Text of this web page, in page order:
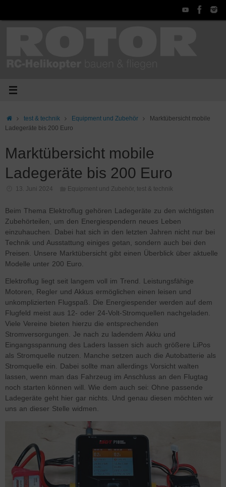
Starttest & technik Equipment und Zubehör
Marktübersicht mobile
Ladegeräte bis 200 Euro
Marktübersicht mobile
Ladegeräte bis 200 Euro
13. Juni 2024 Equipment und Zubehör, test & technik
Beim Thema Elektroflug gehören Ladegeräte zu den wichtigsten
Zubehörteilen, um den Energiespendern neues Leben
einzuhauchen. Dabei hat sich in den letzten Jahren nicht nur bei
Technik und Ausstattung einiges getan, sondern auch bei den
Preisen. Unsere Marktübersicht gibt einen Überblick über aktuelle
Modelle unter 200 Euro.
Elektroflug liegt seit langem voll im Trend. Leistungsfähige
Motoren, Regler und Akkus ermöglichen einen leisen und
unkomplizierten Flugspaß. Die Energiespender werden auf dem
Flugfeld meist aus 12- oder 24-Volt-Stromquellen nachgeladen.
Viele Vereine bieten hierzu die entsprechenden
Stromversorgungen. Je nach zu ladendem Akku und
Eingangsspannung des Laders lassen sich auch größere LiPos
als Stromquelle nutzen. Manche setzen auch die Autobatterie als
Stromquelle ein. Dabei sollte man allerdings Vorsicht walten
lassen, wenn man das Fahrzeug im Anschluss an den Flugtag
noch starten können will. Wie dem auch sei: Ohne passende
Ladegeräte geht hier gar nichts. Und genau diesen möchten wir
uns an dieser Stelle widmen.